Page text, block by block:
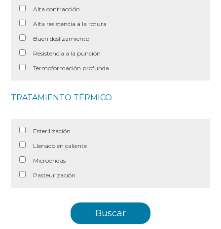
Alta contracción
Alta resistencia a la rotura
Buen deslizamiento
Resistencia a la punción
Termoformación profunda
TRATAMIENTO TÉRMICO
Esterilización
Llenado en caliente
Microondas
Pasteurización